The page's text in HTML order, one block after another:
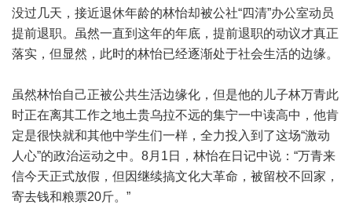
没过几天，接近退休年龄的林怡却被公社“四清”办公室动员
提前退职。虽然一直到这年的年底，提前退职的动议才真正
落实，但显然，此时的林怡已经逐渐处于社会生活的边缘。
虽然林怡自己正被公共生活边缘化，但是他的儿子林万青此
时正在离其工作之地土贵乌拉不远的集宁一中读高中，他肯
定是很快就和其他中学生们一样，全力投入到了这场“激动
人心”的政治运动之中。8月1日，林怡在日记中说：“万青来
信今天正式放假，但因继续搞文化大革命，被留校不回家，
寄去钱和粮票20斤。”